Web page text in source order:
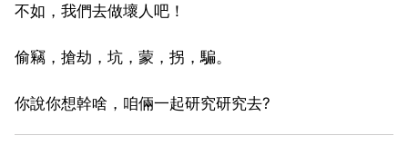
不如，我們去做壞人吧！
偷竊，搶劫，坑，蒙，拐，騙。
你說你想幹啥，咱倆一起研究研究去?